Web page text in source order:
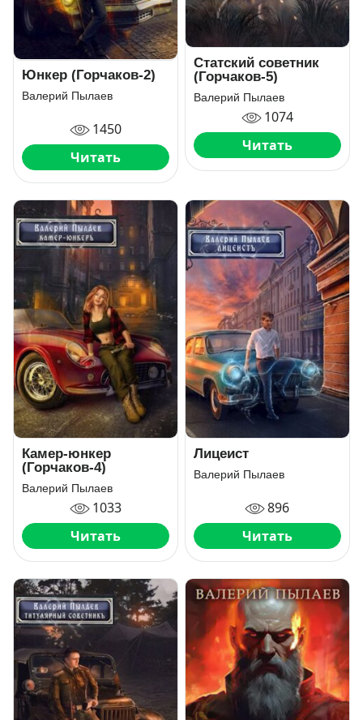
Юнкер (Горчаков-2)
Валерий Пылаев
1450
Читать
Статский советник
(Горчаков-5)
Валерий Пылаев
1074
Читать
Камер-юнкер
(Горчаков-4)
Валерий Пылаев
1033
Читать
Лицеист
Валерий Пылаев
896
Читать